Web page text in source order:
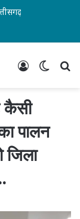
Log In
कैसी
पालन
जिला